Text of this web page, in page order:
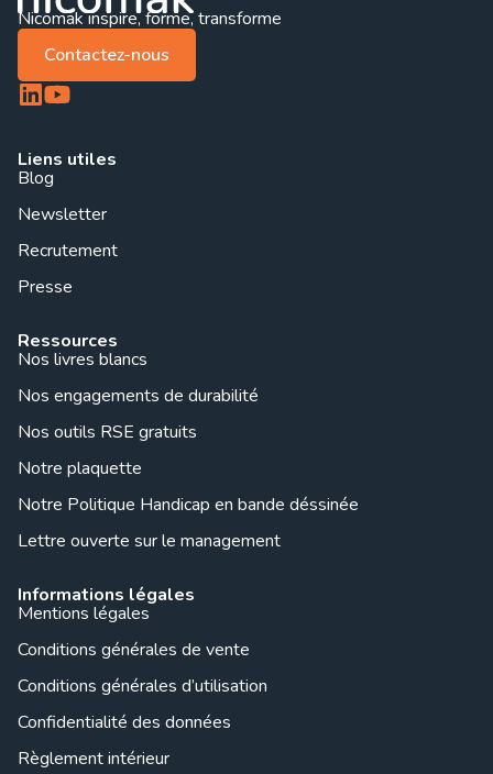
Nicomak inspire, forme, transforme
Contactez-nous
Liens utiles
Blog
Newsletter
Recrutement
Presse
Ressources
Nos livres blancs
Nos engagements de durabilité
Nos outils RSE gratuits
Notre plaquette
Notre Politique Handicap en bande déssinée
Lettre ouverte sur le management
Informations légales
Mentions légales
Conditions générales de vente
Conditions générales d’utilisation
Confidentialité des données
Règlement intérieur